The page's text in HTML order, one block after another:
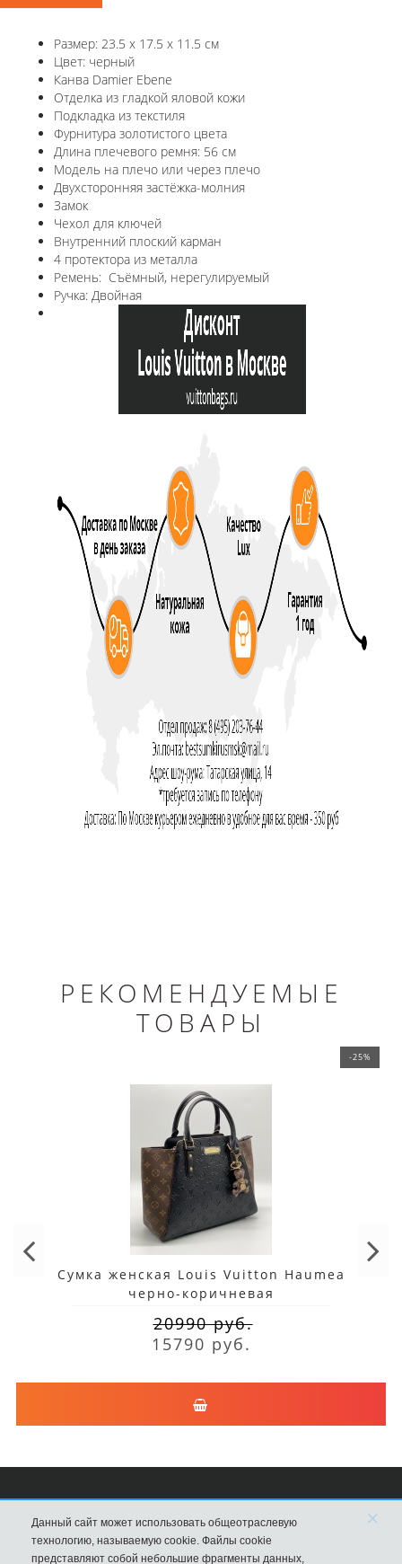
Размер: 23.5 x 17.5 x 11.5 см
Цвет: черный
Канва Damier Ebene
Отделка из гладкой яловой кожи
Подкладка из текстиля
Фурнитура золотистого цвета
Длина плечевого ремня: 56 см
Модель на плечо или через плечо
Двухсторонняя застёжка-молния
Замок
Чехол для ключей
Внутренний плоский карман
4 протектора из металла
Ремень: Съёмный, нерегулируемый
Ручка: Двойная
РЕКОМЕНДУЕМЫЕ
ТОВАРЫ
-25%
Сумка женская Louis Vuitton Haumea
черно-коричневая
20990 руб.
15790 руб.
Сумки Louis Vuitton
8 (495) 203-76-44
Данный сайт может использовать общеотраслевую
технологию, называемую cookie. Файлы cookie
представляют собой небольшие фрагменты данных,
×